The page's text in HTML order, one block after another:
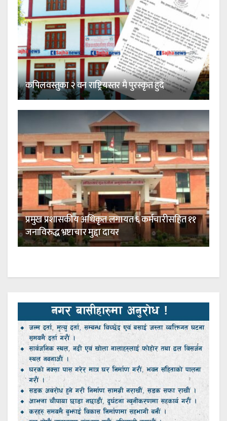
कपिलवस्तुका २ वन राष्ट्रियस्तर मै पुरस्कृत हुदै
प्रमुख प्रशासकीय अधिकृत लगायत ६ कर्मचारीसहित ११
जनाविरुद्ध भ्रष्टाचार मुद्दा दायर